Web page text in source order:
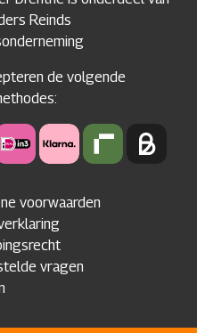
Reinds
de volgende
voorwaarden
vragen